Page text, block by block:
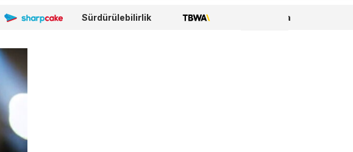
Sharpcake Sürdürülebilirlik TBWA WPP Media